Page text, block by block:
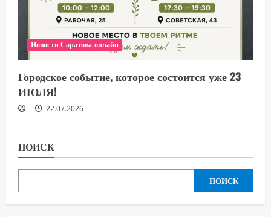
Новости Саратова онлайн
Городское событие, которое состоится уже 23
ИЮЛЯ!
22.07.2026
ПОИСК
ПОИСК